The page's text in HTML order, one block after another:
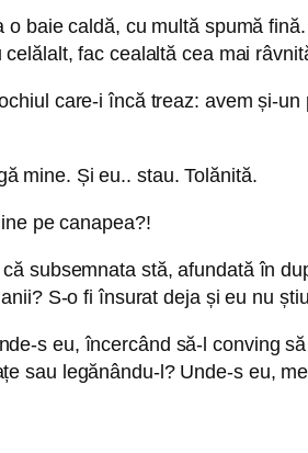
baie caldă, cu multă spumă
fac cealaltă cea mai
care-i încă treaz: avem și-
mine. Și eu.. stau. Tolănită.
pe canapea?!
subsemnata stă, afundată în
S-o fi însurat deja și eu nu
s eu, încercând să-l conving
sau legănându-l? Unde-s eu,